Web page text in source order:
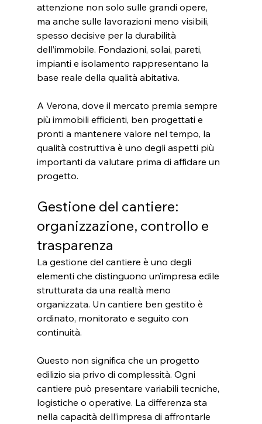
attenzione non solo sulle grandi opere,
ma anche sulle lavorazioni meno visibili,
spesso decisive per la durabilità
dell’immobile. Fondazioni, solai, pareti,
impianti e isolamento rappresentano la
base reale della qualità abitativa.
A Verona, dove il mercato premia sempre
più immobili efficienti, ben progettati e
pronti a mantenere valore nel tempo, la
qualità costruttiva è uno degli aspetti più
importanti da valutare prima di affidare un
progetto.
Gestione del cantiere:
organizzazione, controllo e
trasparenza
La gestione del cantiere è uno degli
elementi che distinguono un’impresa edile
strutturata da una realtà meno
organizzata. Un cantiere ben gestito è
ordinato, monitorato e seguito con
continuità.
Questo non significa che un progetto
edilizio sia privo di complessità. Ogni
cantiere può presentare variabili tecniche,
logistiche o operative. La differenza sta
nella capacità dell’impresa di affrontarle